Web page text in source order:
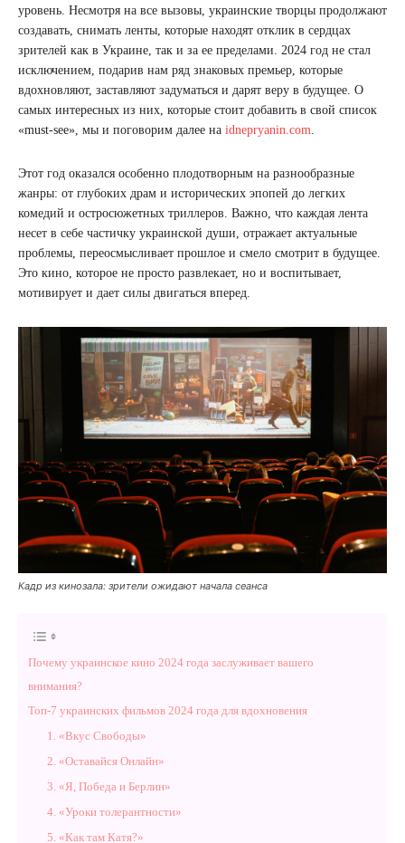
уровень. Несмотря на все вызовы, украинские творцы продолжают
создавать, снимать ленты, которые находят отклик в сердцах
зрителей как в Украине, так и за ее пределами. 2024 год не стал
исключением, подарив нам ряд знаковых премьер, которые
вдохновляют, заставляют задуматься и дарят веру в будущее. О
самых интересных из них, которые стоит добавить в свой список
«must-see», мы и поговорим далее на idnepryanin.com.
Этот год оказался особенно плодотворным на разнообразные
жанры: от глубоких драм и исторических эпопей до легких
комедий и остросюжетных триллеров. Важно, что каждая лента
несет в себе частичку украинской души, отражает актуальные
проблемы, переосмысливает прошлое и смело смотрит в будущее.
Это кино, которое не просто развлекает, но и воспитывает,
мотивирует и дает силы двигаться вперед.
Кадр из кинозала: зрители ожидают начала сеанса
Почему украинское кино 2024 года заслуживает вашего
внимания?
Топ-7 украинских фильмов 2024 года для вдохновения
1. «Вкус Свободы»
2. «Оставайся Онлайн»
3. «Я, Победа и Берлин»
4. «Уроки толерантности»
5. «Как там Катя?»